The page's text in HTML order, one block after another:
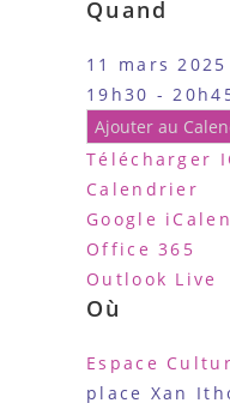
Quand
11 mars
19h30 -
Ajouter au
Télécharger
Calendrier
Google
Office 365
Outlook Live
Où
Espace
place Xan